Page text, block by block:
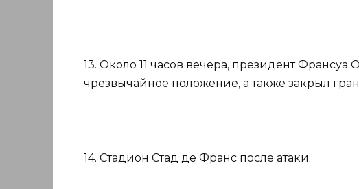
13. Около 11 часов вечера, президент Франсуа
чрезвычайное положение, а также закрыл
14. Стадион Стад де Франс после атаки.